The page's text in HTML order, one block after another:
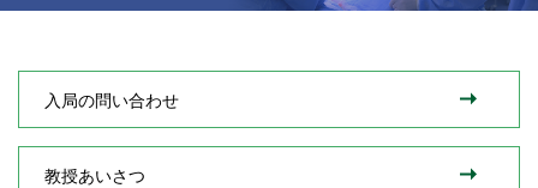
入局の問い合わせ
教授あいさつ